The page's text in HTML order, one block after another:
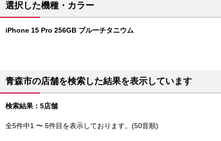
選択した機種・カラー
iPhone 15 Pro 256GB ブルーチタニウム
青森市の店舗を検索した結果を表示しています
検索結果：5店舗
全5件中1 〜 5件目を表示しております。(50音順)